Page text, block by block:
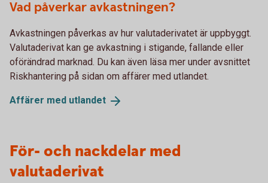
Vad påverkar avkastningen?
Avkastningen påverkas av hur valutaderivatet är uppbyggt.
Valutaderivat kan ge avkastning i stigande, fallande eller
oförändrad marknad. Du kan även läsa mer under avsnittet
Riskhantering på sidan om affärer med utlandet.
Affärer med utlandet
För- och nackdelar med
valutaderivat